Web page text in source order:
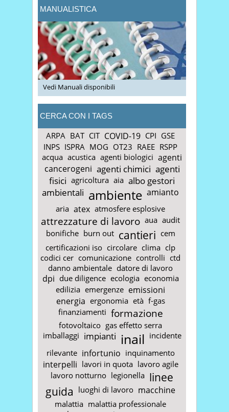
MANUALISTICA
Vedi Manuali disponibili
CERCA CON I TAGS
ARPA BAT CIT COVID-19 CPI GSE
INPS ISPRA MOG OT23 RAEE RSPP
acqua acustica agenti biologici agenti
cancerogeni agenti chimici agenti
fisici agricoltura aia albo gestori
ambientali ambiente amianto
aria atex atmosfere esplosive
attrezzature di lavoro aua audit
bonifiche burn out cantieri cem
certificazioni iso circolare clima clp
codici cer comunicazione controlli ctd
danno ambientale datore di lavoro
dpi due diligence ecologia economia
edilizia emergenze emissioni
energia ergonomia età f-gas
finanziamenti formazione
fotovoltaico gas effetto serra
imballaggi impianti inail incidente
rilevante infortunio inquinamento
interpelli lavori in quota lavoro agile
lavoro notturno legionella linee
guida luoghi di lavoro macchine
malattia malattia professionale